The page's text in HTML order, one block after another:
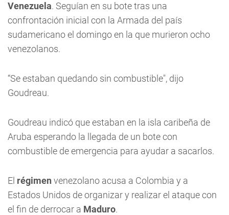
Venezuela. Seguían en su bote tras una
confrontación inicial con la Armada del país
sudamericano el domingo en la que murieron ocho
venezolanos.
“Se estaban quedando sin combustible", dijo
Goudreau.
Goudreau indicó que estaban en la isla caribeña de
Aruba esperando la llegada de un bote con
combustible de emergencia para ayudar a sacarlos.
El régimen venezolano acusa a Colombia y a
Estados Unidos de organizar y realizar el ataque con
el fin de derrocar a Maduro.